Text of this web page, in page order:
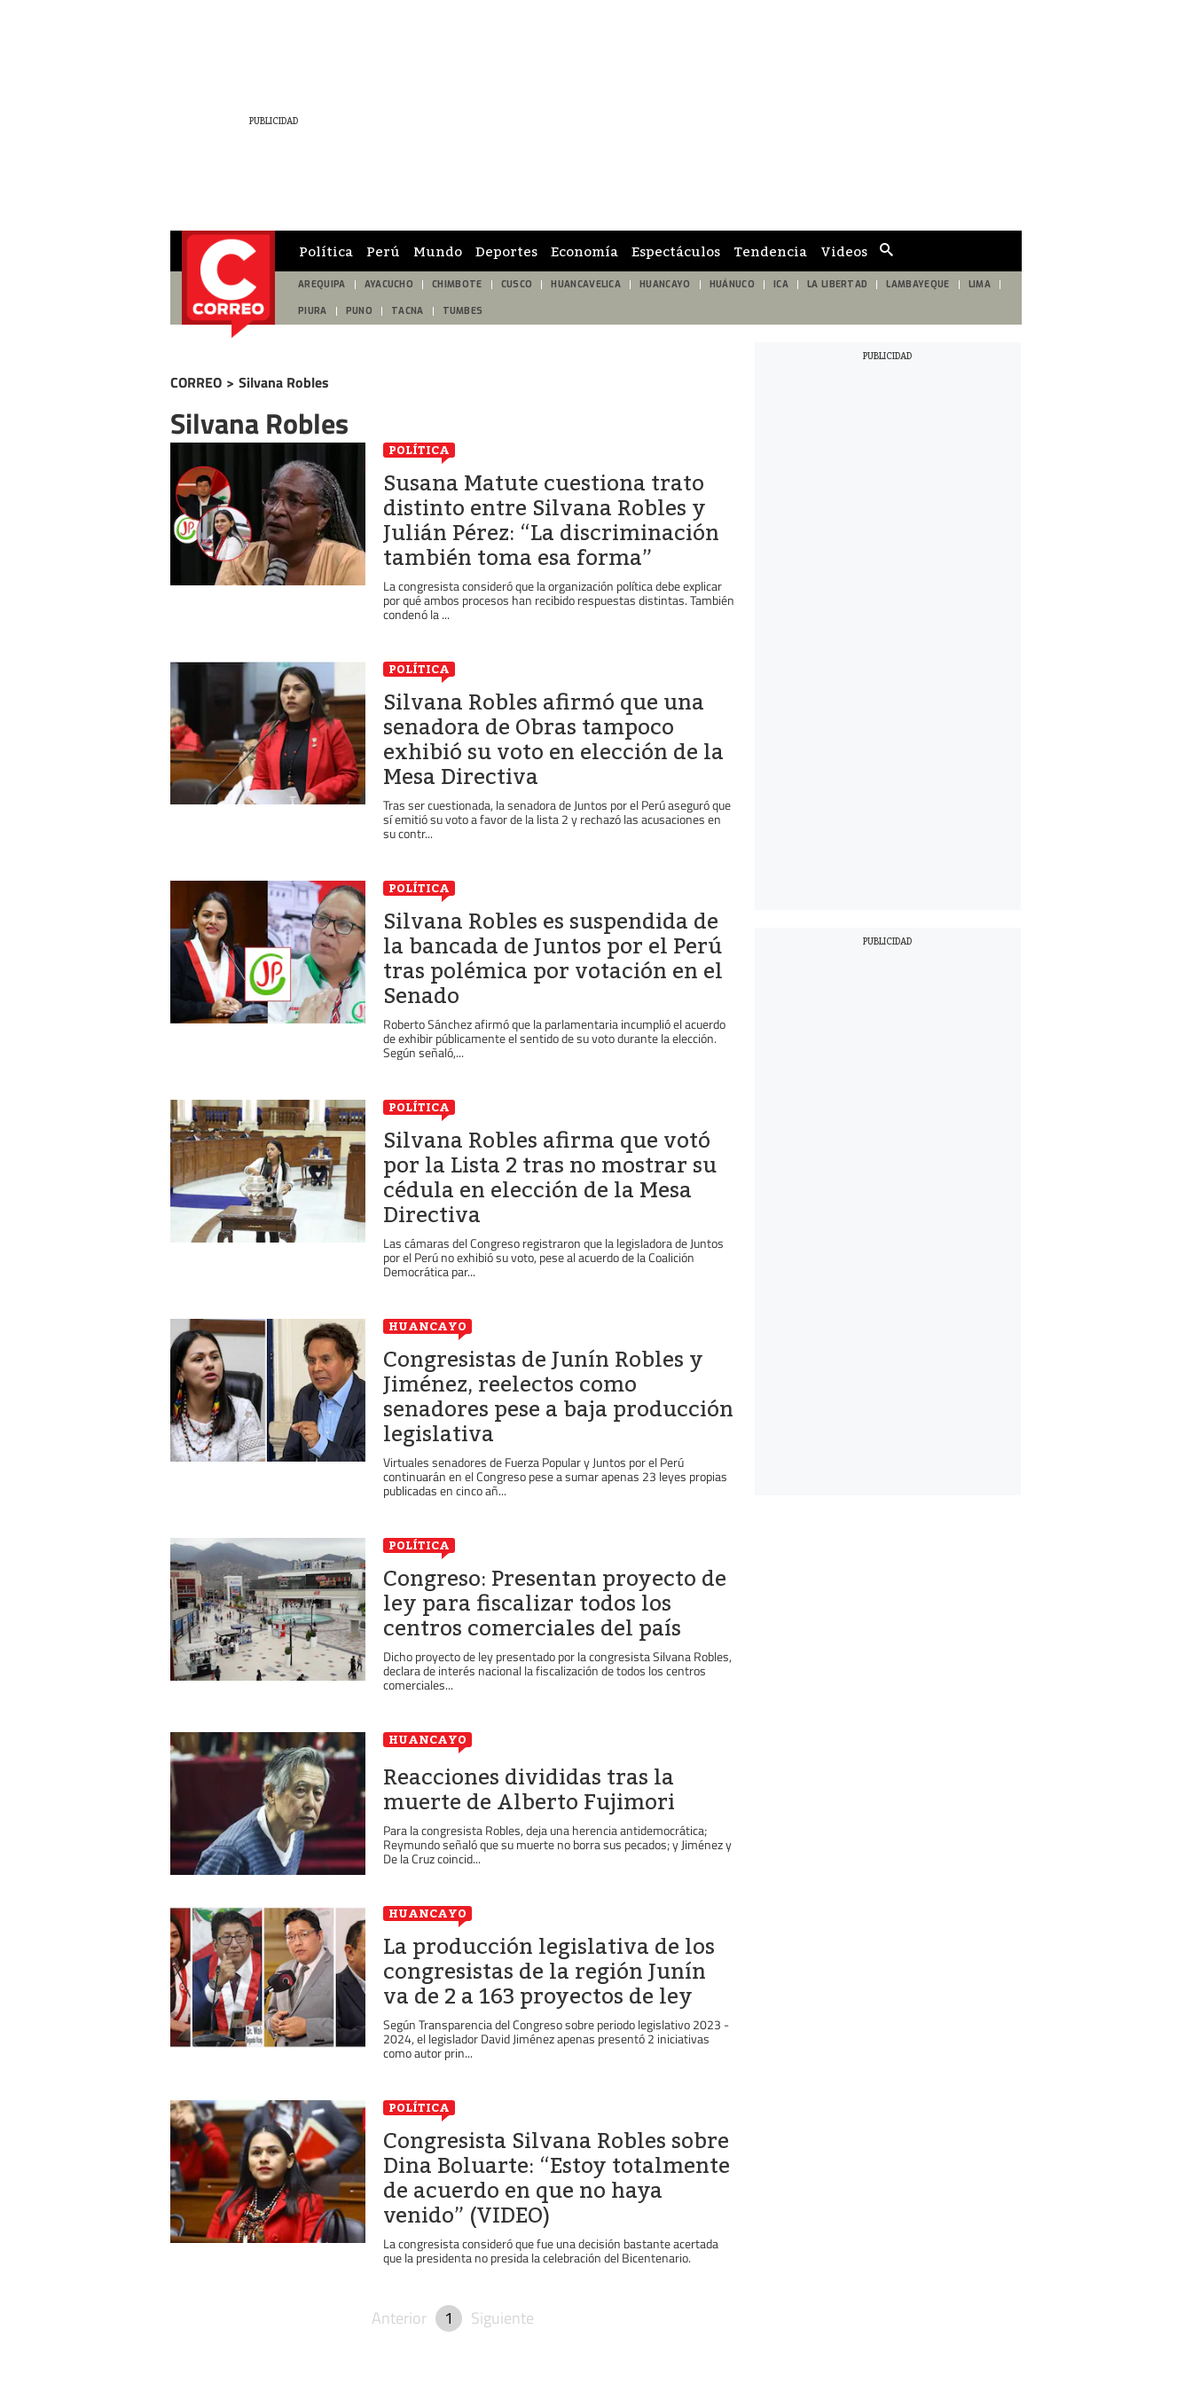
de
búsqueda
Política Perú Mundo Deportes Economía Espectáculos Tendencia Videos
AREQUIPA AYACUCHO CHIMBOTE CUSCO HUANCAVELICA HUANCAYO HUÁNUCO ICA LA LIBERTAD LAMBAYEQUE LIMA
PIURA PUNO TACNA TUMBES
CORREO > Silvana Robles
Silvana Robles
POLÍTICA
Susana Matute cuestiona trato
distinto entre Silvana Robles y
Julián Pérez: “La discriminación
también toma esa forma”
La congresista consideró que la organización política debe explicar
por qué ambos procesos han recibido respuestas distintas. También
condenó la ...
POLÍTICA
Silvana Robles afirmó que una
senadora de Obras tampoco
exhibió su voto en elección de la
Mesa Directiva
Tras ser cuestionada, la senadora de Juntos por el Perú aseguró que
sí emitió su voto a favor de la lista 2 y rechazó las acusaciones en
su contr...
POLÍTICA
Silvana Robles es suspendida de
la bancada de Juntos por el Perú
tras polémica por votación en el
Senado
Roberto Sánchez afirmó que la parlamentaria incumplió el acuerdo
de exhibir públicamente el sentido de su voto durante la elección.
Según señaló,...
POLÍTICA
Silvana Robles afirma que votó
por la Lista 2 tras no mostrar su
cédula en elección de la Mesa
Directiva
Las cámaras del Congreso registraron que la legisladora de Juntos
por el Perú no exhibió su voto, pese al acuerdo de la Coalición
Democrática par...
HUANCAYO
Congresistas de Junín Robles y
Jiménez, reelectos como
senadores pese a baja producción
legislativa
Virtuales senadores de Fuerza Popular y Juntos por el Perú
continuarán en el Congreso pese a sumar apenas 23 leyes propias
publicadas en cinco añ...
POLÍTICA
Congreso: Presentan proyecto de
ley para fiscalizar todos los
centros comerciales del país
Dicho proyecto de ley presentado por la congresista Silvana Robles,
declara de interés nacional la fiscalización de todos los centros
comerciales...
HUANCAYO
Reacciones divididas tras la
muerte de Alberto Fujimori
Para la congresista Robles, deja una herencia antidemocrática;
Reymundo señaló que su muerte no borra sus pecados; y Jiménez y
De la Cruz coincid...
HUANCAYO
La producción legislativa de los
congresistas de la región Junín
va de 2 a 163 proyectos de ley
Según Transparencia del Congreso sobre periodo legislativo 2023 -
2024, el legislador David Jiménez apenas presentó 2 iniciativas
como autor prin...
POLÍTICA
Congresista Silvana Robles sobre
Dina Boluarte: “Estoy totalmente
de acuerdo en que no haya
venido” (VIDEO)
La congresista consideró que fue una decisión bastante acertada
que la presidenta no presida la celebración del Bicentenario.
Anterior 1 Siguiente